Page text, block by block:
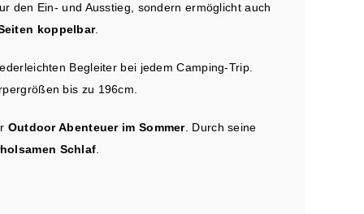
den Ein- und Ausstieg, sondern ermöglicht auch
koppelbar.
Begleiter bei jedem Camping-Trip.
bis zu 196cm.
Outdoor Abenteuer im Sommer. Durch seine
Schlaf